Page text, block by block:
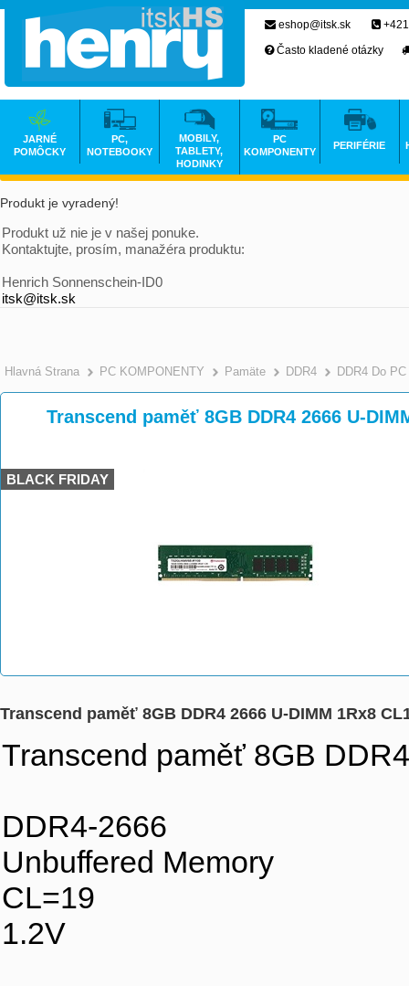
Produkt je vyradený!
Produkt už nie je v našej ponuke.
Kontaktujte, prosím, manažéra produktu:
Henrich Sonnenschein-ID0
itsk@itsk.sk
Hlavná Strana >
PC KOMPONENTY >
Pamäte >
DDR4 DDR4 Do PC
Transcend paměť 8GB DDR4 2666 U-
BLACK FRIDAY
Transcend paměť 8GB DDR4 2666 U-DIMM 1Rx8
Transcend paměť 8GB
DDR4-2666
Unbuffered Memory
CL=19
1.2V
eshop@itsk.sk
Často kladené otázky
JARNÉ
POMÔCKY
PC,
NOTEBOOKY
MOBILY,
TABLETY,
HODINKY
PC
KOMPONENTY
PERIFÉRIE